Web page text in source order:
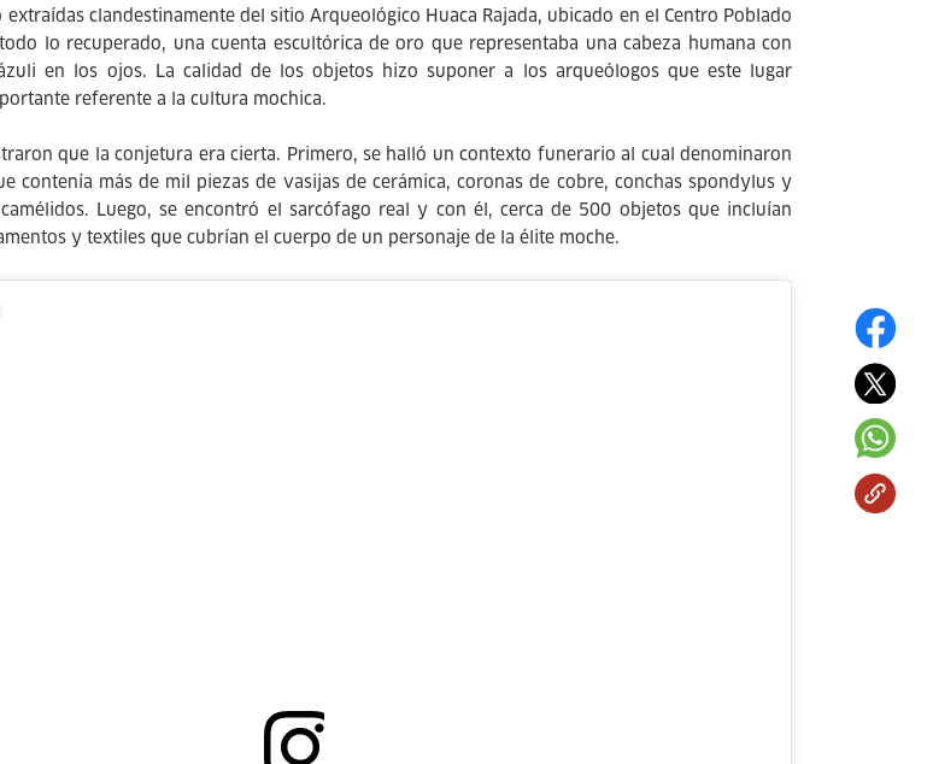
clandestinamente del sitio Arqueológico Huaca Rajada, ubicado en el Centro Poblado
lo recuperado, una cuenta escultórica de oro que representaba una cabeza humana con
en los ojos. La calidad de los objetos hizo suponer a los arqueólogos que este lugar
referente a la cultura mochica.
que la conjetura era cierta. Primero, se halló un contexto funerario al cual denominaron
contenía más de mil piezas de vasijas de cerámica, coronas de cobre, conchas spondylus y
Luego, se encontró el sarcófago real y con él, cerca de 500 objetos que incluían
y textiles que cubrían el cuerpo de un personaje de la élite moche.